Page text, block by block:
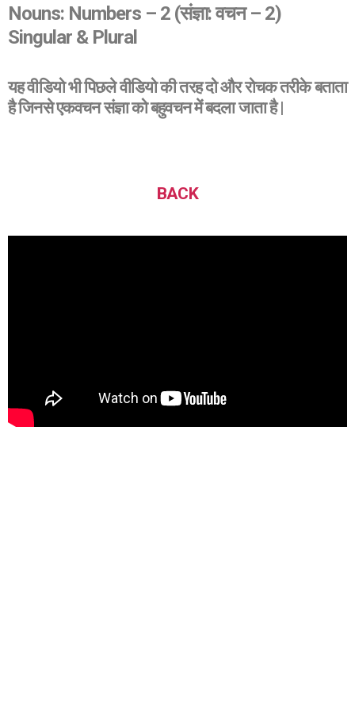
Nouns: Numbers – 2 (संज्ञा: वचन – 2)
Singular & Plural
यह वीडियो भी पिछले वीडियो की तरह दो और रोचक तरीके बताता
है जिनसे एकवचन संज्ञा को बहुवचन में बदला जाता है |
BACK